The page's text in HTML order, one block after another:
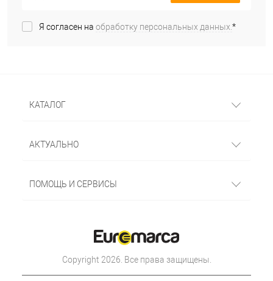
Я согласен на обработку персональных данных.*
КАТАЛОГ
АКТУАЛЬНО
ПОМОЩЬ И СЕРВИСЫ
Copyright 2026. Все права защищены.